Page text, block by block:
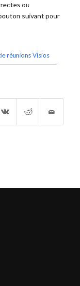
ou
suivant pour
réunions Visios